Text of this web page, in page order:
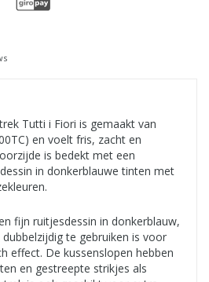
Tutti i Fiori is gemaakt van
en voelt fris, zacht en
is bedekt met een
in donkerblauwe tinten met
fijn ruitjesdessin in donkerblauw,
te gebruiken is voor
effect. De kussenslopen hebben
en gestreepte strikjes als